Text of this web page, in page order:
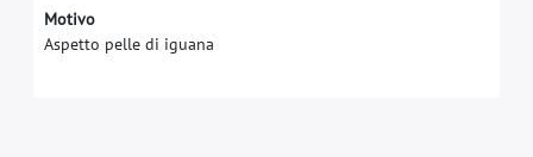
Motivo
Aspetto pelle di iguana